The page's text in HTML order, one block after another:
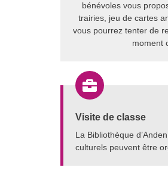
bénévoles vous
trairies, jeu de cartes
vous pourrez tenter de
moment

Visite de classe
La Bibliothèque
culturels peuvent être